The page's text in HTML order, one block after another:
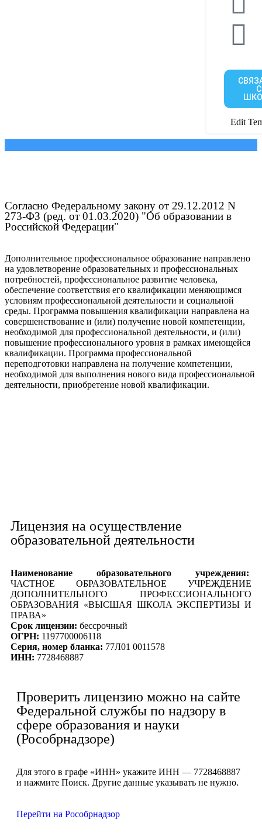
Edit
Согласно Федеральному закону от 29.12.2012 N
273-ФЗ (ред. от 01.03.2020) "Об образовании в
Российской Федерации"
Дополнительное профессиональное образование направлено
на удовлетворение образовательных и профессиональных
потребностей, профессиональное развитие человека,
обеспечение соответствия его квалификации меняющимся
условиям профессиональной деятельности и социальной
среды. Программа повышения квалификации направлена на
совершенствование и (или) получение новой компетенции,
необходимой для профессиональной деятельности, и (или)
повышение профессионального уровня в рамках имеющейся
квалификации. Программа профессиональной
переподготовки направлена на получение компетенции,
необходимой для выполнения нового вида профессиональной
деятельности, приобретение новой квалификации.
Лицензия на осуществление
образовательной деятельности
Наименование образовательного учреждения:
ЧАСТНОЕ ОБРАЗОВАТЕЛЬНОЕ УЧРЕЖДЕНИЕ
ДОПОЛНИТЕЛЬНОГО ПРОФЕССИОНАЛЬНОГО
ОБРАЗОВАНИЯ «ВЫСШАЯ ШКОЛА ЭКСПЕРТИЗЫ И
ПРАВА»
Срок лицензии: бессрочный
ОГРН: 1197700006118
Серия, номер бланка: 77Л01 0011578
ИНН: 7728468887
Проверить лицензию можно на сайте
Федеральной службы по надзору в
сфере образования и науки
(Рособрнадзоре)
Для этого в графе «ИНН» укажите ИНН — 7728468887
и нажмите Поиск. Другие данные указывать не нужно.
Перейти на Рособрнадзор